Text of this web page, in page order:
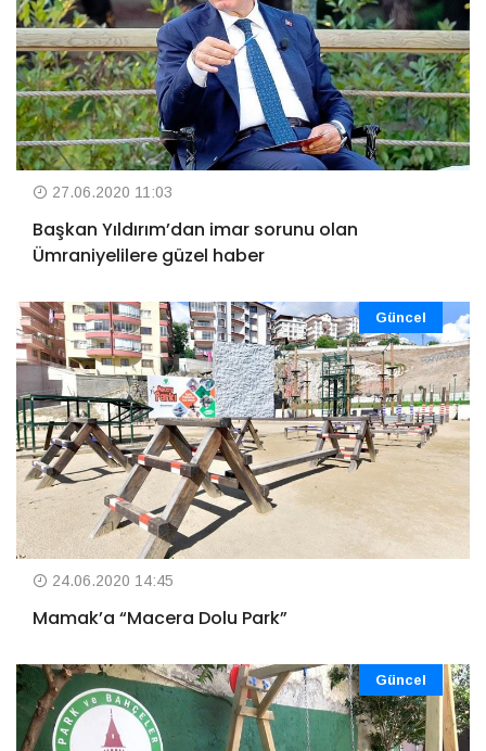
27.06.2020 11:03
Başkan Yıldırım’dan imar sorunu olan
Ümraniyelilere güzel haber
Güncel
24.06.2020 14:45
Mamak’a “Macera Dolu Park”
Güncel